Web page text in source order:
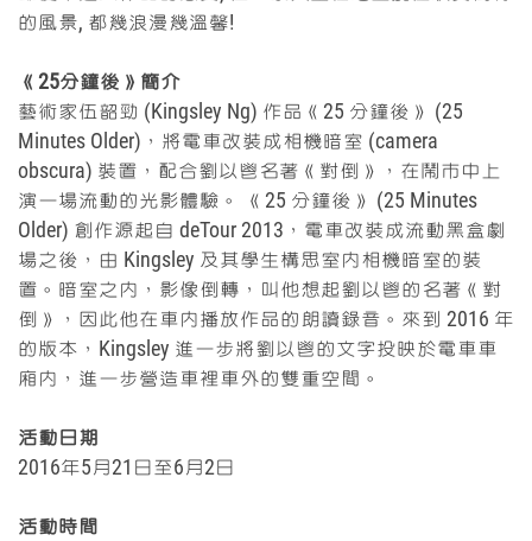
的風景, 都幾浪漫幾溫馨!
《25分鐘後》簡介
藝術家伍韶勁 (Kingsley Ng) 作品《25 分鐘後》 (25
Minutes Older)，將電車改裝成相機暗室 (camera
obscura) 裝置，配合劉以鬯名著《對倒》，在鬧市中上
演一場流動的光影體驗。 《25 分鐘後》 (25 Minutes
Older) 創作源起自 deTour 2013，電車改裝成流動黑盒劇
場之後，由 Kingsley 及其學生構思室內相機暗室的裝
置。暗室之內，影像倒轉，叫他想起劉以鬯的名著《對
倒》，因此他在車內播放作品的朗讀錄音。來到 2016 年
的版本，Kingsley 進一步將劉以鬯的文字投映於電車車
廂內，進一步營造車裡車外的雙重空間。
活動日期
2016年5月21 日至6月2日
活動時間